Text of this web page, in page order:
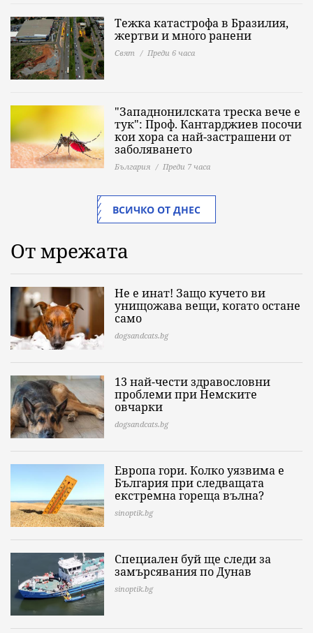
Тежка катастрофа в Бразилия,
жертви и много ранени
Свят Преди 6 часа
"Западнонилската треска вече е
тук": Проф. Кантарджиев посочи
кои хора са най-застрашени от
заболяването
България Преди 7 часа
ВСИЧКО ОТ ДНЕС
От мрежата
Не е инат! Защо кучето ви
унищожава вещи, когато остане
само
dogsandcats.bg
13 най-чести здравословни
проблеми при Немските
овчарки
dogsandcats.bg
Европа гори. Колко уязвима е
България при следващата
екстремна гореща вълна?
sinoptik.bg
Специален буй ще следи за
замърсявания по Дунав
sinoptik.bg